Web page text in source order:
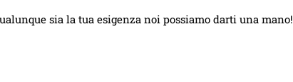
sia la tua esigenza noi possiamo darti una mano!